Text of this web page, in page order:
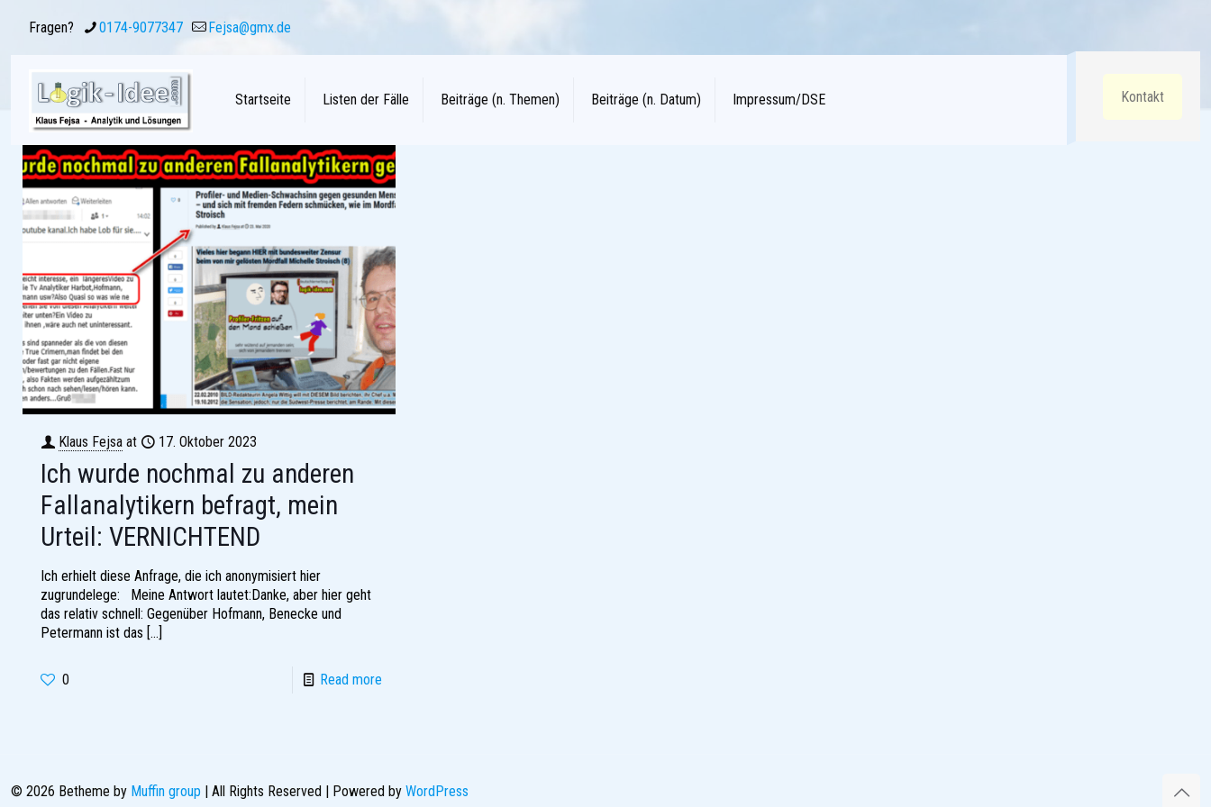
Fragen? 0174-9077347 Fejsa@gmx.de
Startseite Listen der Fälle Beiträge (n. Themen) Beiträge (n. Datum) Impressum/DSE Kontakt
Klaus Fejsa at 17. Oktober 2023
Ich wurde nochmal zu anderen
Fallanalytikern befragt, mein
Urteil: VERNICHTEND
Ich erhielt diese Anfrage, die ich anonymisiert hier
zugrundelege: Meine Antwort lautet:Danke, aber hier geht
das relativ schnell: Gegenüber Hofmann, Benecke und
Petermann ist das […]
0 Read more
© 2026 Betheme by Muffin group | All Rights Reserved | Powered by WordPress